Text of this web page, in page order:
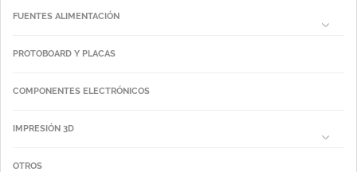
FUENTES ALIMENTACIÓN
PROTOBOARD Y PLACAS
COMPONENTES ELECTRÓNICOS
IMPRESIÓN 3D
OTROS